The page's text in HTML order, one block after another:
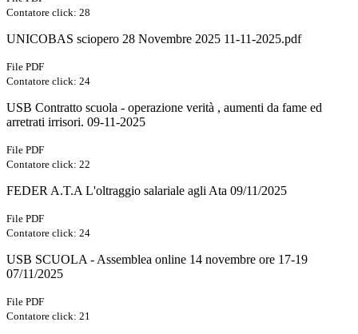
Contatore click: 28
UNICOBAS sciopero 28 Novembre 2025 11-11-2025.pdf
File PDF
Contatore click: 24
USB Contratto scuola - operazione verità , aumenti da fame ed
arretrati irrisori. 09-11-2025
File PDF
Contatore click: 22
FEDER A.T.A L'oltraggio salariale agli Ata 09/11/2025
File PDF
Contatore click: 24
USB SCUOLA - Assemblea online 14 novembre ore 17-19
07/11/2025
File PDF
Contatore click: 21